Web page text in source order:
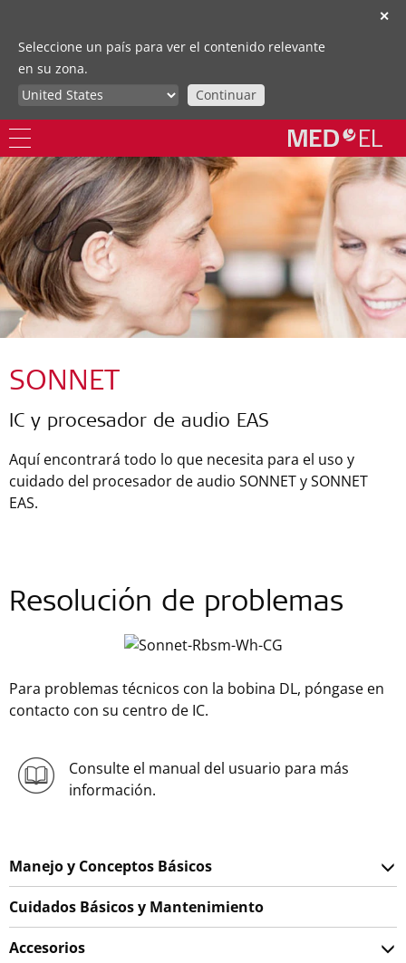
✕
Seleccione un país para ver el contenido relevante
en su zona.
Continuar
SONNET
IC y procesador de audio EAS
Aquí encontrará todo lo que necesita para el uso y
cuidado del procesador de audio SONNET y SONNET
EAS.
Resolución de problemas
Para problemas técnicos con la bobina DL, póngase en
contacto con su centro de IC.
Consulte el manual del usuario para más
información.
Manejo y Conceptos Básicos
Cuidados Básicos y Mantenimiento
Accesorios